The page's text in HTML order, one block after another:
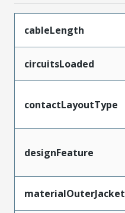
cableLength
circuitsLoaded
contactLayoutType
designFeature
materialOuterJacket